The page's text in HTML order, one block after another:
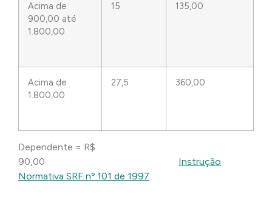
Acima de
900,00 até
1.800,00
15 135,00
Acima de
1.800,00
27,5 360,00
Dependente = R$
90,00 Instrução
Normativa SRF nº 101 de 1997.